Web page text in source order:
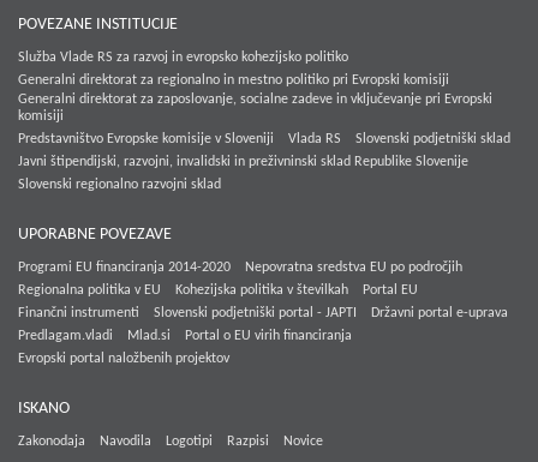
POVEZANE INSTITUCIJE
Služba Vlade RS za razvoj in evropsko kohezijsko politiko
Generalni direktorat za regionalno in mestno politiko pri Evropski komisiji
Generalni direktorat za zaposlovanje, socialne zadeve in vključevanje pri Evropski
komisiji
Predstavništvo Evropske komisije v Sloveniji
Vlada RS
Slovenski podjetniški sklad
Javni štipendijski, razvojni, invalidski in preživninski sklad Republike Slovenije
Slovenski regionalno razvojni sklad
UPORABNE POVEZAVE
Programi EU financiranja 2014-2020
Nepovratna sredstva EU po področjih
Regionalna politika v EU
Kohezijska politika v številkah
Portal EU
Finančni instrumenti
Slovenski podjetniški portal - JAPTI
Državni portal e-uprava
Predlagam.vladi
Mlad.si
Portal o EU virih financiranja
Evropski portal naložbenih projektov
ISKANO
Zakonodaja Navodila Logotipi Razpisi Novice